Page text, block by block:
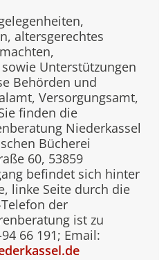
altersgerechtes
Unterstützungen
Behörden und
Versorgungsamt,
finden die
Niederkassel
Bücherei
60, 53859
befindet sich hinter
linke Seite durch die
der
ist zu
66 191; Email: